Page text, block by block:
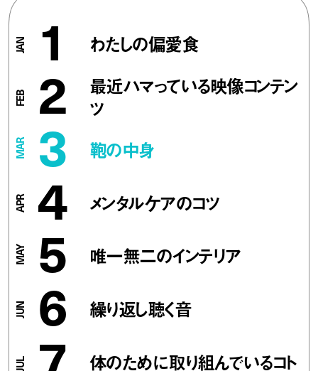
1 わたしの偏愛食
2
最近ハマっている映像コンテン
ツ
3 鞄の中身
4 メンタルケアのコツ
5 唯一無二のインテリア
6 繰り返し聴く音
体のために取り組んでいるコト